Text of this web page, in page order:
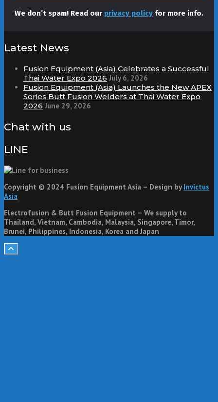
We don’t spam! Read our privacy policy for more info.
Latest News
Fusion Equipment (Asia) Celebrates a Successful
Thai Water Expo 2026 July 6, 2026
Fusion Equipment (Asia) Launches the New APEX
Series Butt Fusion Welders at Thai Water Expo
2026 June 29, 2026
Chat with us
LINE
Copyright © 2024 Fusion Equipment Asia – Design by Invictus
Asia
Electrofusion & Butt Fusion Equipment – We supply to
Thailand, Vietnam, Cambodia, Malaysia, Singapore, Timor,
Brunei, Philippines, Indonesia, Korea and Japan